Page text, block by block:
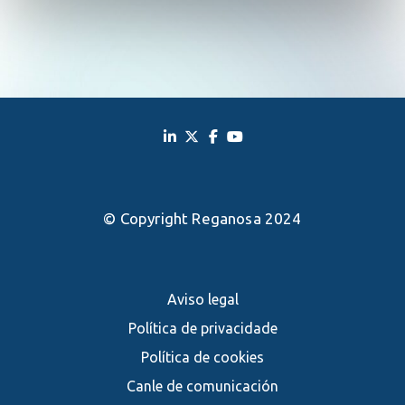
Aviso legal
Política de privacidade
Política de cookies
Canle de comunicación
© Copyright Reganosa 2024